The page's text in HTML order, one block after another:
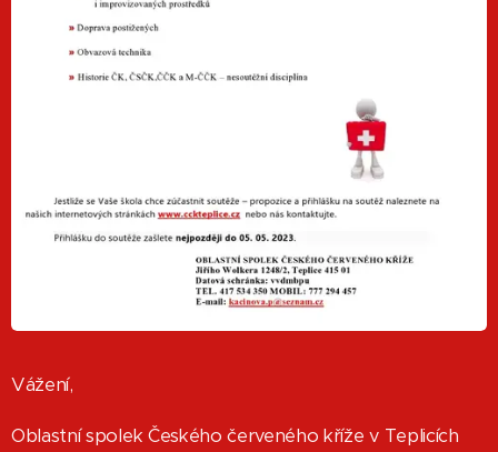
Vážení,
Oblastní spolek Českého červeného kříže v Teplicích